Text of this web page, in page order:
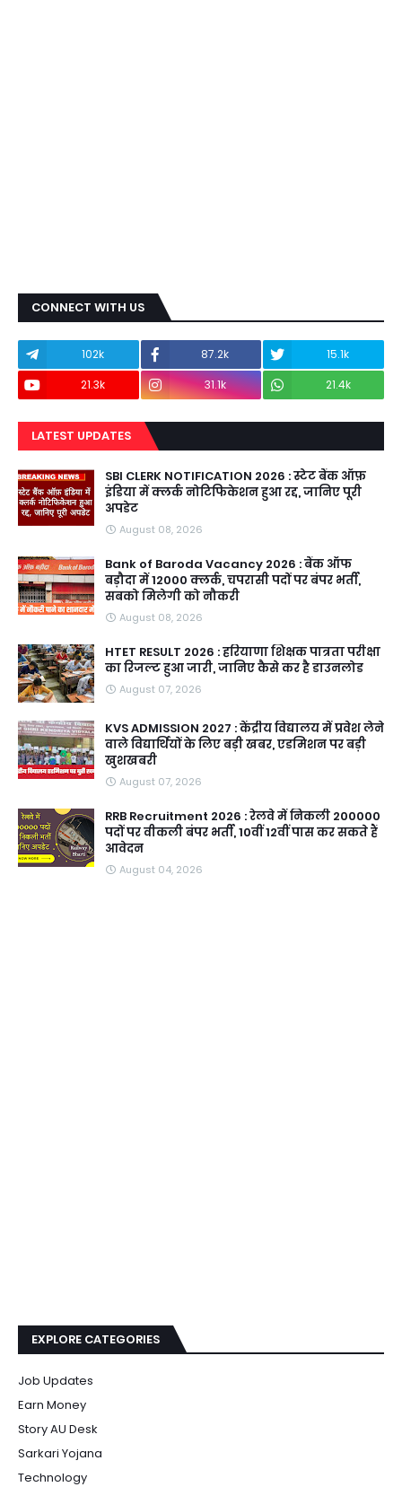
CONNECT WITH US
102k 87.2k
15.1k
21.3k
31.1k 21.4k
LATEST UPDATES
SBI CLERK NOTIFICATION 2026 : स्टेट बैंक ऑफ़
इंडिया में क्लर्क नोटिफिकेशन हुआ रद्द, जानिए पूरी
अपडेट
August 08, 2026
Bank of Baroda Vacancy 2026 : बैंक ऑफ
बड़ौदा में 12000 क्लर्क, चपरासी पदों पर बंपर भर्ती,
सबको मिलेगी को नौकरी
August 08, 2026
HTET RESULT 2026 : हरियाणा शिक्षक पात्रता परीक्षा
का रिजल्ट हुआ जारी, जानिए कैसे कर है डाउनलोड
August 07, 2026
KVS ADMISSION 2027 : केंद्रीय विद्यालय में प्रवेश लेने
वाले विद्यार्थियों के लिए बड़ी खबर, एडमिशन पर बड़ी
खुशखबरी
August 07, 2026
RRB Recruitment 2026 : रेलवे में निकली 200000
पदों पर वीकली बंपर भर्ती, 10वीं 12वीं पास कर सकते हैं
आवेदन
August 04, 2026
EXPLORE CATEGORIES
Job Updates
Earn Money
Story AU Desk
Sarkari Yojana
Technology